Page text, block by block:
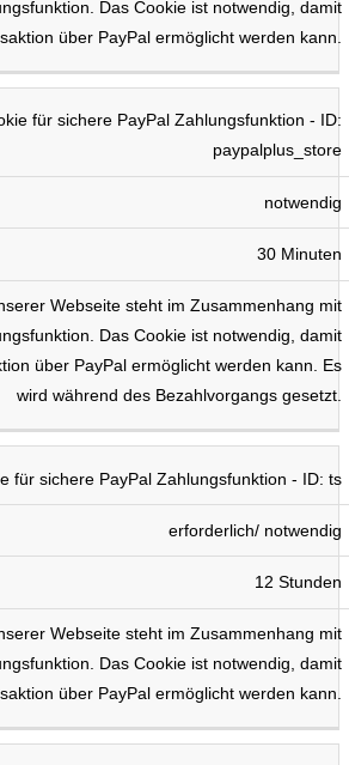
Das Cookie ist notwendig, damit
über PayPal ermöglicht werden kann.
für sichere PayPal Zahlungsfunktion - ID:
paypalplus_store
notwendig
30 Minuten
Webseite steht im Zusammenhang mit
Das Cookie ist notwendig, damit
über PayPal ermöglicht werden kann. Es
wird während des Bezahlvorgangs gesetzt.
für sichere PayPal Zahlungsfunktion - ID: ts
erforderlich/ notwendig
12 Stunden
Webseite steht im Zusammenhang mit
Das Cookie ist notwendig, damit
über PayPal ermöglicht werden kann.